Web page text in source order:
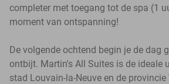
completer met toegang tot de spa (1
moment van ontspanning!
De volgende ochtend begin je de dag
ontbijt. Martin's All Suites is de ideale
stad Louvain-la-Neuve en de